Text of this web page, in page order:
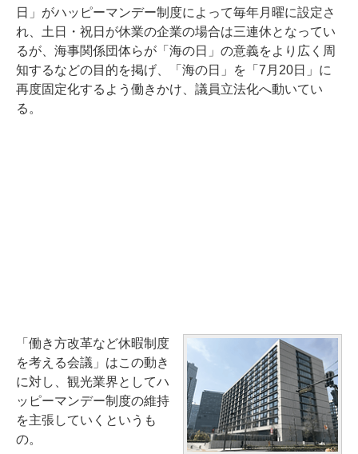
日」がハッピーマンデー制度によって毎年月曜に設定さ
れ、土日・祝日が休業の企業の場合は三連休となってい
るが、海事関係団体らが「海の日」の意義をより広く周
知するなどの目的を掲げ、「海の日」を「7月20日」に
再度固定化するよう働きかけ、議員立法化へ動いてい
る。
「働き方改革など休暇制度
を考える会議」はこの動き
に対し、観光業界としてハ
ッピーマンデー制度の維持
を主張していくというも
の。